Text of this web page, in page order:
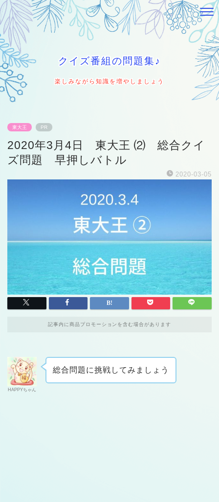
クイズ番組の問題集♪
楽しみながら知識を増やしましょう
東大王 PR
2020年3月4日 東大王 ⑵ 総合クイ
ズ問題 早押しバトル
2020-03-05
記事内に商品プロモーションを含む場合があります
HAPPYちゃん
総合問題に挑戦してみましょう